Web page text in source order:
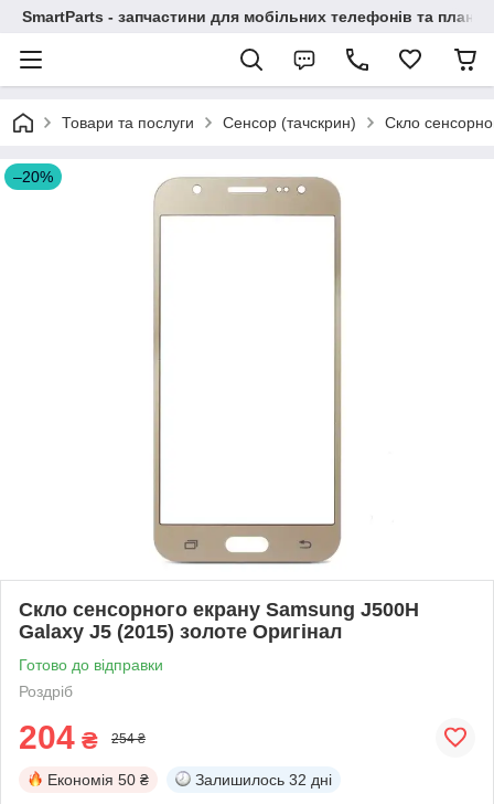
SmartParts - запчастини для мобільних телефонів та
Товари та послуги Сенсор (тачскрин) Скло
–20%
Скло сенсорного екрану Samsung J500H
Galaxy J5 (2015) золоте Оригінал
Готово до відправки
Роздріб
204 ₴ 254 ₴
Економія 50 ₴ Залишилось 32 дні